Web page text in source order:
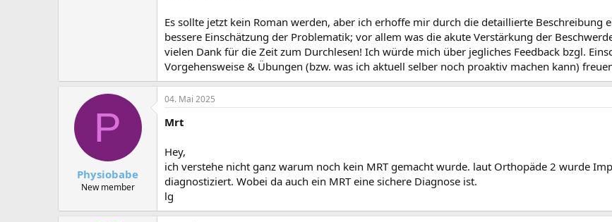
Es sollte jetzt kein Roman werden, aber ich erhoffe mir durch die detaillierte Beschreibung
bessere Einschätzung der Problematik; vor allem was die akute Verstärkung der
vielen Dank für die Zeit zum Durchlesen! Ich würde mich über jegliches Feedback bzgl.
Vorgehensweise & Übungen (bzw. was ich aktuell selber noch proaktiv machen kann)
P
Physiobabe
New member
04. Mai 2025
Mrt
Hey,
ich verstehe nicht ganz warum noch kein MRT gemacht wurde. laut Orthopäde 2 wurde
diagnostiziert. Wobei da auch ein MRT eine sichere Diagnose ist.
lg